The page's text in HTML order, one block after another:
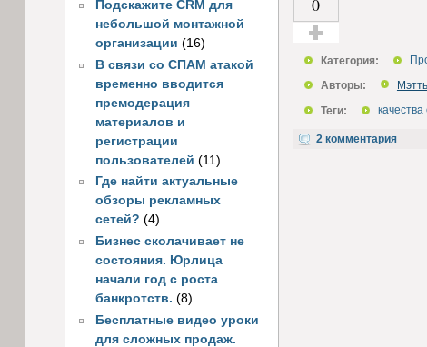
Подскажите CRM для
небольшой монтажной
организации (16)
В связи со СПАМ атакой
временно вводится
премодерация
материалов и
регистрации
пользователей (11)
Где найти актуальные
обзоры рекламных
сетей? (4)
Бизнес сколачивает не
состояния. Юрлица
начали год с роста
банкротств. (8)
Бесплатные видео уроки
для сложных продаж.
0
Категория:
Авторы:
Теги:
2 комментария